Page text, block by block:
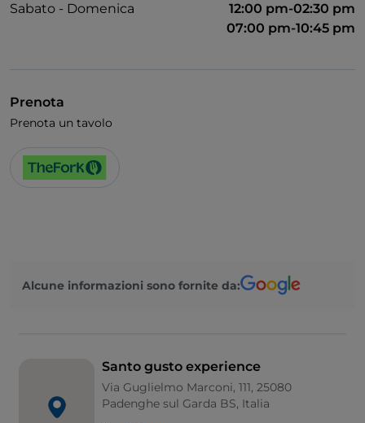
Sabato - Domenica
12:00 pm-02:30 pm
07:00 pm-10:45 pm
Prenota
Prenota un tavolo
Alcune informazioni sono fornite da:
Santo gusto experience
Via Guglielmo Marconi, 111, 25080
Padenghe sul Garda BS, Italia